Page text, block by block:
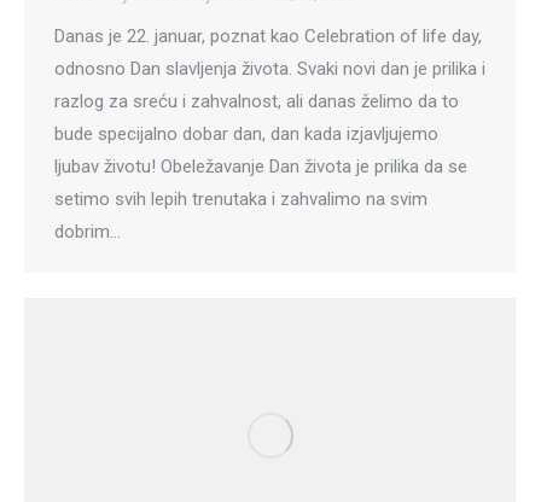
Danas je 22. januar, poznat kao Celebration of life day,
odnosno Dan slavljenja života. Svaki novi dan je prilika i
razlog za sreću i zahvalnost, ali danas želimo da to
bude specijalno dobar dan, dan kada izjavljujemo
ljubav životu! Obeležavanje Dan života je prilika da se
setimo svih lepih trenutaka i zahvalimo na svim
dobrim…